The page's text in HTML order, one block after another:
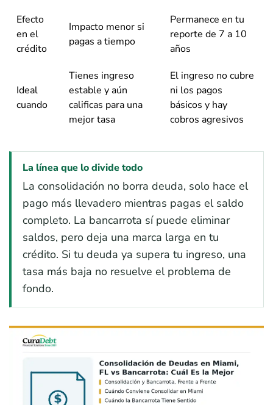
Efecto
en el
crédito
Impacto menor si
pagas a tiempo
Permanece en tu
reporte de 7 a 10
años
Ideal
cuando
Tienes ingreso
estable y aún
calificas para una
mejor tasa
El ingreso no cubre
ni los pagos
básicos y hay
cobros agresivos
La línea que lo divide todo
La consolidación no borra deuda, solo hace el
pago más llevadero mientras pagas el saldo
completo. La bancarrota sí puede eliminar
saldos, pero deja una marca larga en tu
crédito. Si tu deuda ya supera tu ingreso, una
tasa más baja no resuelve el problema de
fondo.